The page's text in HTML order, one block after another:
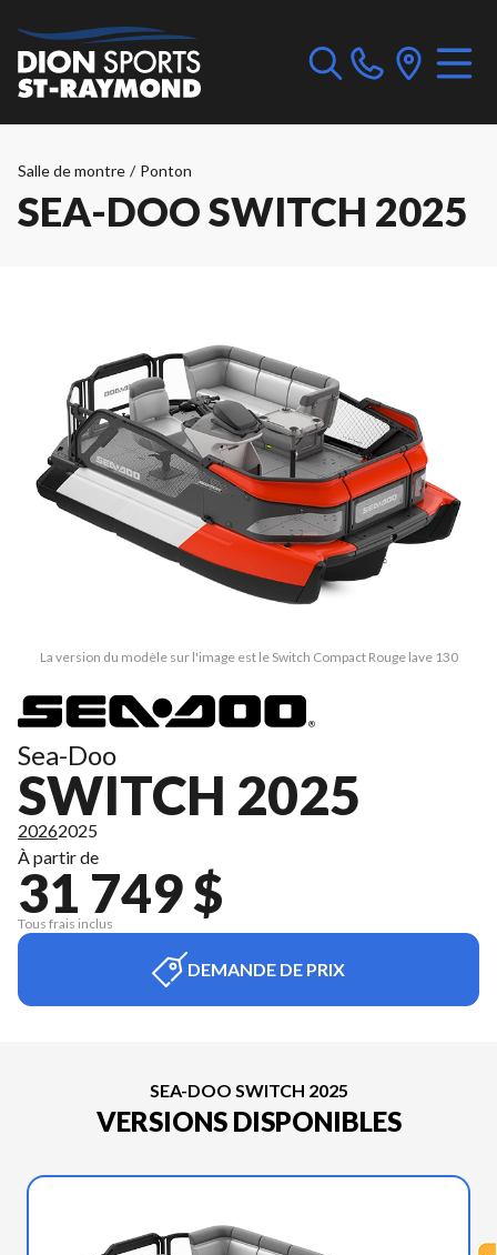
Salle de montre / Ponton
SEA-DOO SWITCH 2025
La version du modèle sur l'image est le Switch Compact Rouge lave 130
Sea-Doo
SWITCH 2025
20262025
À partir de
31 749 $
Tous frais inclus
DEMANDE DE PRIX
SEA-DOO SWITCH 2025
VERSIONS DISPONIBLES